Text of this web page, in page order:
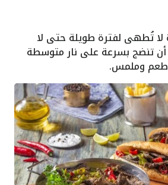
لا تُطهى لفترة طويلة حتى لا
تنضج بسرعة على نار متوسطة
وملمس.